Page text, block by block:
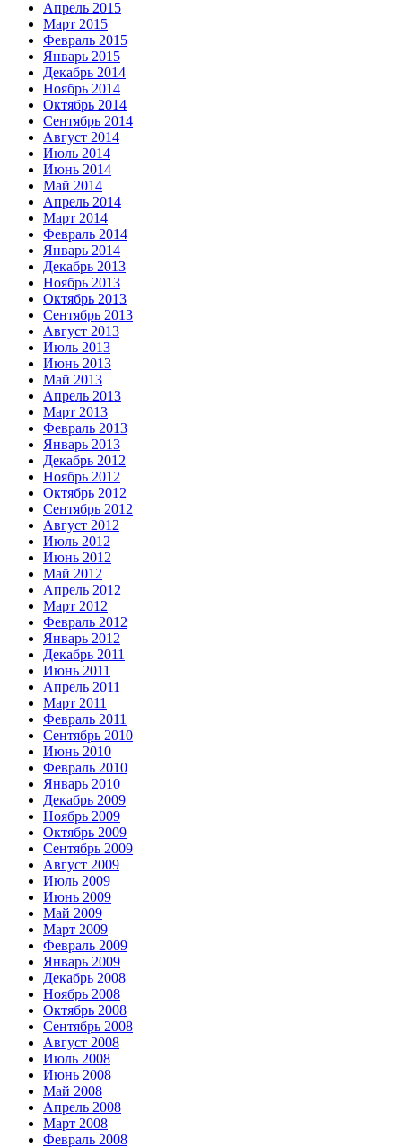
Апрель 2015
Март 2015
Февраль 2015
Январь 2015
Декабрь 2014
Ноябрь 2014
Октябрь 2014
Сентябрь 2014
Август 2014
Июль 2014
Июнь 2014
Май 2014
Апрель 2014
Март 2014
Февраль 2014
Январь 2014
Декабрь 2013
Ноябрь 2013
Октябрь 2013
Сентябрь 2013
Август 2013
Июль 2013
Июнь 2013
Май 2013
Апрель 2013
Март 2013
Февраль 2013
Январь 2013
Декабрь 2012
Ноябрь 2012
Октябрь 2012
Сентябрь 2012
Август 2012
Июль 2012
Июнь 2012
Май 2012
Апрель 2012
Март 2012
Февраль 2012
Январь 2012
Декабрь 2011
Июнь 2011
Апрель 2011
Март 2011
Февраль 2011
Сентябрь 2010
Июнь 2010
Февраль 2010
Январь 2010
Декабрь 2009
Ноябрь 2009
Октябрь 2009
Сентябрь 2009
Август 2009
Июль 2009
Июнь 2009
Май 2009
Март 2009
Февраль 2009
Январь 2009
Декабрь 2008
Ноябрь 2008
Октябрь 2008
Сентябрь 2008
Август 2008
Июль 2008
Июнь 2008
Май 2008
Апрель 2008
Март 2008
Февраль 2008